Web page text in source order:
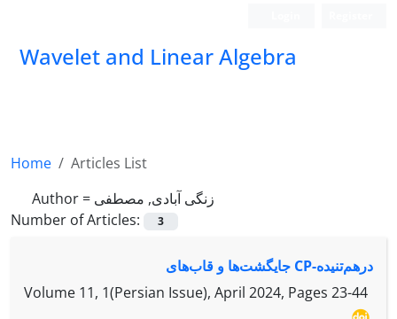
Wavelet and Linear Algebra
Home
Articles List
Author = زنگی آبادی, مصطفی
Number of Articles:
3
درهم‌تنیده-CP جایگشت‌ها و قاب‌های
Volume 11, 1(Persian Issue), April 2024, Pages 23-44